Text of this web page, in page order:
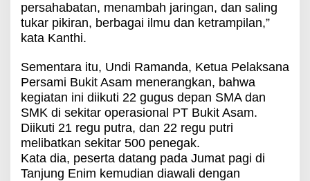
persahabatan, menambah jaringan, dan saling
tukar pikiran, berbagai ilmu dan ketrampilan,”
kata Kanthi.
Sementara itu, Undi Ramanda, Ketua Pelaksana
Persami Bukit Asam menerangkan, bahwa
kegiatan ini diikuti 22 gugus depan SMA dan
SMK di sekitar operasional PT Bukit Asam.
Diikuti 21 regu putra, dan 22 regu putri
melibatkan sekitar 500 penegak.
Kata dia, peserta datang pada Jumat pagi di
Tanjung Enim kemudian diawali dengan